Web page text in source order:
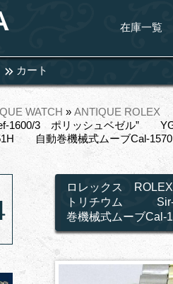
在庫一覧
カート
WATCH » ANTIQUE ROLEX
1600/3 ポリッシュベゼ
自動巻機械式ムーブCal-1570
ロレックス
トリチウム Sir-
巻機械式ムーブCal-